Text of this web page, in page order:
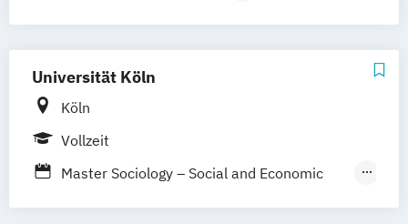
Sportpsychologie
Universität Köln
Köln
Vollzeit
Master Sociology – Social and Economic